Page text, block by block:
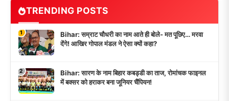
TRENDING POSTS
1
Bihar: सम्राट चौधरी का नाम आते ही बोले- मत पूछिए… मरवा
देंगे! आखिर गोपाल मंडल ने ऐसा क्यों कहा?
2
Bihar: सारण के नाम बिहार कबड्डी का ताज, रोमांचक फाइनल
में बक्सर को हराकर बना जूनियर चैंपियन!